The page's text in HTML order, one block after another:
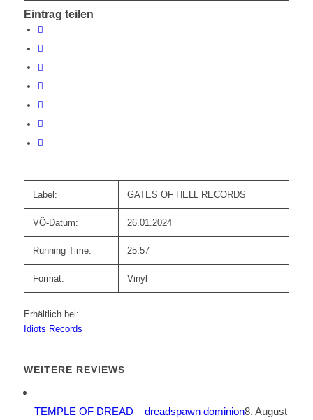
Eintrag teilen
Label: GATES OF HELL RECORDS
VÖ-Datum: 26.01.2024
Running Time: 25:57
Format: Vinyl
Erhältlich bei:
Idiots Records
WEITERE REVIEWS
TEMPLE OF DREAD – dreadspawn dominion8. August